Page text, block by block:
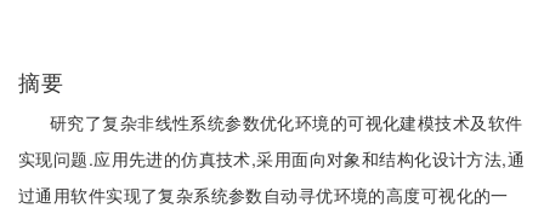
摘要
研究了复杂非线性系统参数优化环境的可视化建模技术及软件
实现问题.应用先进的仿真技术,采用面向对象和结构化设计方法,通
过通用软件实现了复杂系统参数自动寻优环境的高度可视化的一